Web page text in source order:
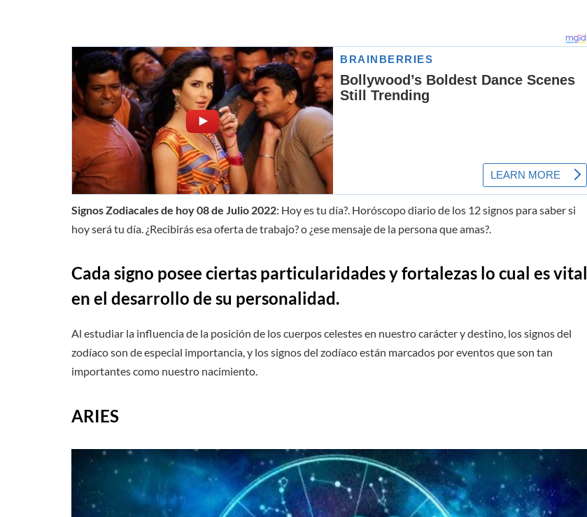
Signos Zodiacales de hoy 08 de Julio 2022: Hoy es tu día?. Horóscopo diario de los 12 signos para saber si
hoy será tu día. ¿Recibirás esa oferta de trabajo? o ¿ese mensaje de la persona que amas?.
Cada signo posee ciertas particularidades y fortalezas lo cual es vital
en el desarrollo de su personalidad.
Al estudiar la influencia de la posición de los cuerpos celestes en nuestro carácter y destino, los signos del
zodíaco son de especial importancia, y los signos del zodíaco están marcados por eventos que son tan
importantes como nuestro nacimiento.
ARIES